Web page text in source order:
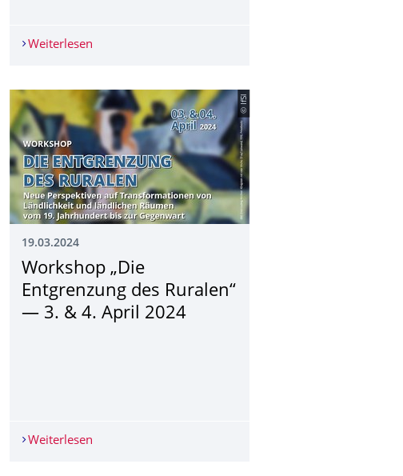
2025
Praktika in Tschechien zum WiSe 2024/2025
Weiterlesen
Researchers? Between Local and Western Perspectives " März
© IfSl
19.03.2024
Workshop „Die
Entgrenzung des Ruralen“
— 3. & 4. April 2024
Weiterlesen